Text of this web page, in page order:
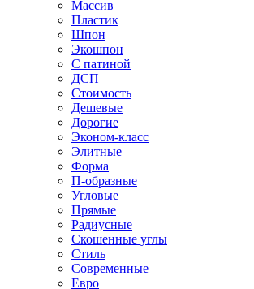
Массив
Пластик
Шпон
Экошпон
С патиной
ДСП
Стоимость
Дешевые
Дорогие
Эконом-класс
Элитные
Форма
П-образные
Угловые
Прямые
Радиусные
Скошенные углы
Стиль
Современные
Евро